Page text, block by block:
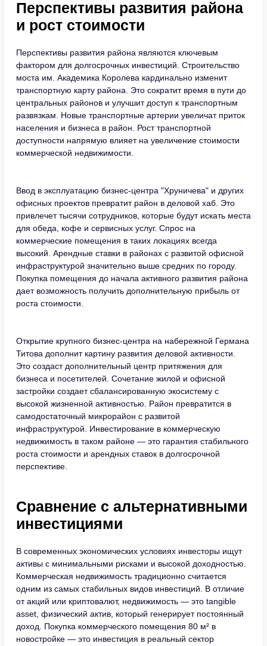
Перспективы развития района
и рост стоимости
Перспективы развития района являются ключевым
фактором для долгосрочных инвестиций. Строительство
моста им. Академика Королева кардинально изменит
транспортную карту района. Это сократит время в пути до
центральных районов и улучшит доступ к транспортным
развязкам. Новые транспортные артерии увеличат приток
населения и бизнеса в район. Рост транспортной
доступности напрямую влияет на увеличение стоимости
коммерческой недвижимости.
Ввод в эксплуатацию бизнес-центра "Хруничева" и других
офисных проектов превратит район в деловой хаб. Это
привлечет тысячи сотрудников, которые будут искать места
для обеда, кофе и сервисных услуг. Спрос на
коммерческие помещения в таких локациях всегда
высокий. Арендные ставки в районах с развитой офисной
инфраструктурой значительно выше средних по городу.
Покупка помещения до начала активного развития района
дает возможность получить дополнительную прибыль от
роста стоимости.
Открытие крупного бизнес-центра на набережной Германа
Титова дополнит картину развития деловой активности.
Это создаст дополнительный центр притяжения для
бизнеса и посетителей. Сочетание жилой и офисной
застройки создает сбалансированную экосистему с
высокой жизненной активностью. Район превратится в
самодостаточный микрорайон с развитой
инфраструктурой. Инвестирование в коммерческую
недвижимость в таком районе — это гарантия стабильного
роста стоимости и арендных ставок в долгосрочной
перспективе.
Сравнение с альтернативными
инвестициями
В современных экономических условиях инвесторы ищут
активы с минимальными рисками и высокой доходностью.
Коммерческая недвижимость традиционно считается
одним из самых стабильных видов инвестиций. В отличие
от акций или криптовалют, недвижимость — это tangible
asset, физический актив, который генерирует постоянный
доход. Покупка коммерческого помещения 80 м² в
новостройке — это инвестиция в реальный сектор